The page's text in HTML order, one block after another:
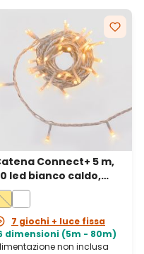
Connect+ 5 m,
led bianco caldo,
trasparente,
7 giochi + luce fissa
dimensioni (5m - 80m)
non inclusa